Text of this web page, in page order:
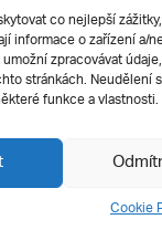
co nejlepší
informace o zařízení a/
zpracovávat
stránkách. Neudělení
funkce a vlastnosti.
Cookie